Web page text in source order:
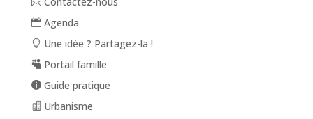
Agenda
Une idée ? Partagez-la !
Portail famille
Guide pratique
Urbanisme